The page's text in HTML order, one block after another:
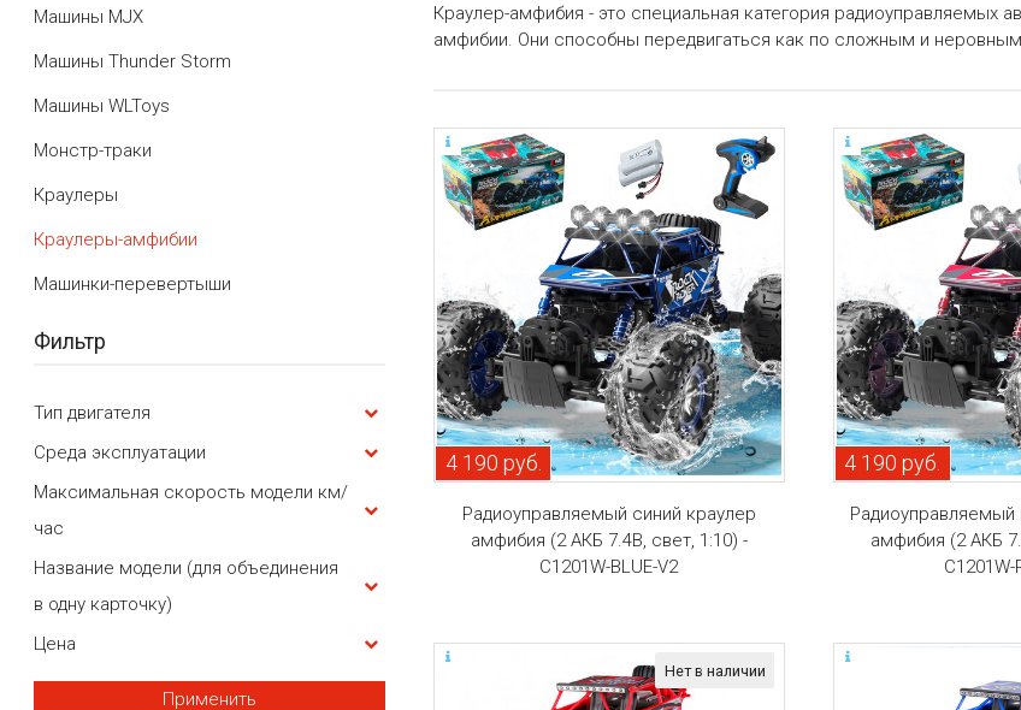
Машины MJX
Машины Thunder Storm
Машины WLToys
Монстр-траки
Краулеры
Краулеры-амфибии
Машинки-перевертыши
Фильтр
Тип двигателя
Среда эксплуатации
Максимальная скорость модели км/
час
Название модели (для объединения
в одну карточку)
Цена
Применить
Краулер-амфибия - это специальная категория
амфибии. Они способны передвигаться как по сложным и
4 190 руб.
Радиоуправляемый синий краулер
амфибия (2 АКБ 7.4В, свет, 1:10) -
C1201W-BLUE-V2
4 190 руб.
Радиоуправляемый
амфибия (2 АКБ
C1201W-
Нет в наличии